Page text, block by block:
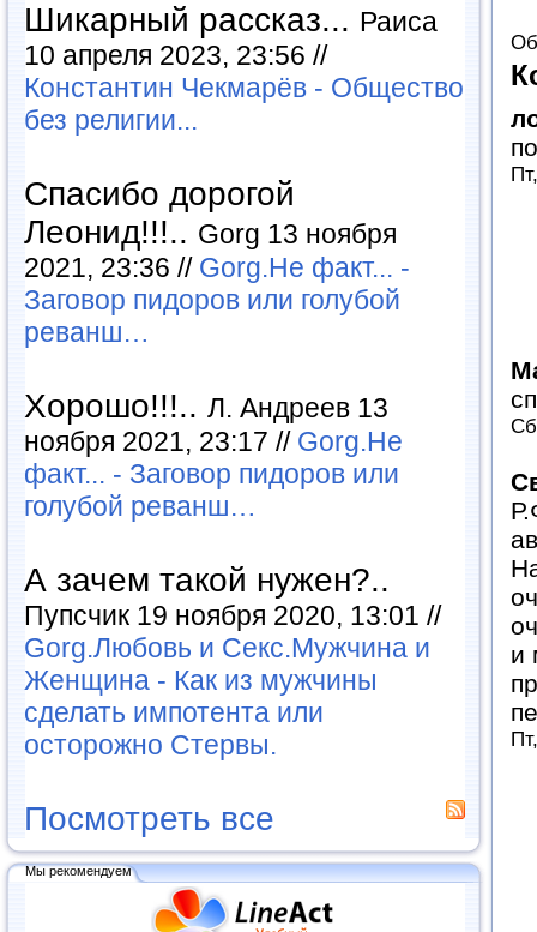
Шикарный рассказ... Раиса
10 апреля 2023, 23:56 //
Константин Чекмарёв - Общество
без религии...
Спасибо дорогой
Леонид!!!.. Gorg 13 ноября
2021, 23:36 // Gorg.Не факт... -
Заговор пидоров или голубой
реванш…
Хорошо!!!.. Л. Андреев 13
ноября 2021, 23:17 // Gorg.Не
факт... - Заговор пидоров или
голубой реванш…
А зачем такой нужен?..
Пупсчик 19 ноября 2020, 13:01 //
Gorg.Любовь и Секс.Мужчина и
Женщина - Как из мужчины
сделать импотента или
осторожно Стервы.
Посмотреть все
Мы рекомендуем
и